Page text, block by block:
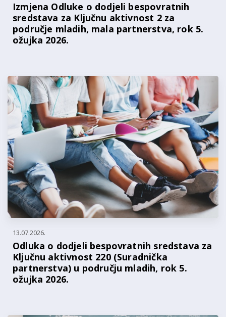
Izmjena Odluke o dodjeli bespovratnih
sredstava za Ključnu aktivnost 2 za
područje mladih, mala partnerstva, rok 5.
ožujka 2026.
13.07.2026.
Odluka o dodjeli bespovratnih sredstava za
Ključnu aktivnost 220 (Suradnička
partnerstva) u području mladih, rok 5.
ožujka 2026.